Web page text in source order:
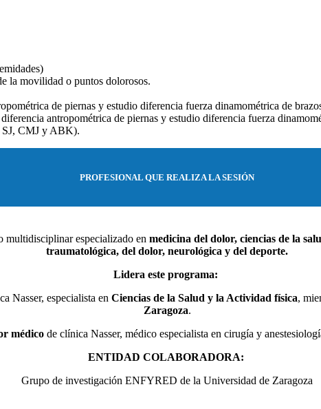
la movilidad o puntos dolorosos.
de piernas y estudio diferencia fuerza dinamométrica de
antropométrica de piernas y estudio diferencia fuerza
SJ, CMJ y ABK).
PROFESIONAL QUE REALIZA LA SESIÓN
multidisciplinar especializado en medicina del dolor, ciencias de la
traumatológica, del dolor, neurológica y del deporte.
Lidera este programa:
Nasser, especialista en Ciencias de la Salud y la Actividad física,
Zaragoza.
médicode clínica Nasser, médico especialista en cirugía y
ENTIDAD COLABORADORA:
Grupo de investigación ENFYRED de la Universidad de Zaragoza